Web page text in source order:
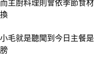
而主廚料理則會依季節食
換
小毛就是聽聞到今日主餐
膀